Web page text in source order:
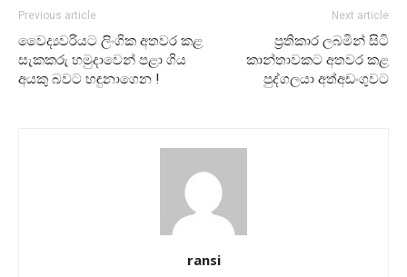
Previous article
වෛද්‍යවරියට ලිංගික අතවර කළ
සැකකරු හමුදාවෙන් පළා ගිය
අයකු බවට හඳුනාගෙන !
Next article
ප්‍රතිකාර ලබමින් සිටි
කාන්තාවකට අතවර කළ
පුද්ගලයා අත්අඩංගුවට
ransi